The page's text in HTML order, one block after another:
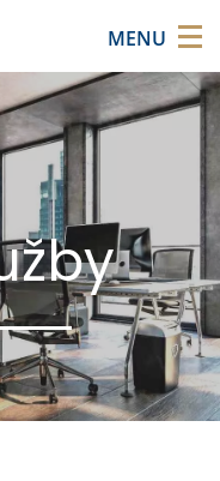
MENU×